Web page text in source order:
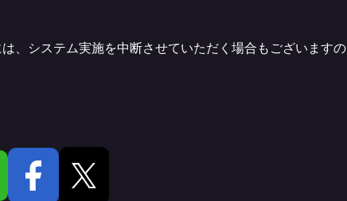
、システム実施を中断させていただく場合もございますの